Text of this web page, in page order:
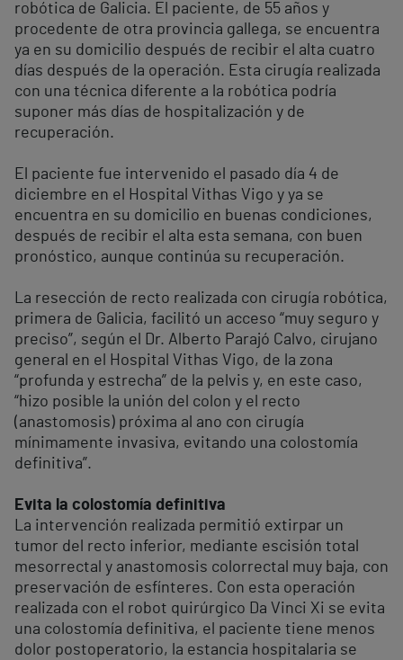
robótica de Galicia. El paciente, de 55 años y
procedente de otra provincia gallega, se encuentra
ya en su domicilio después de recibir el alta cuatro
días después de la operación. Esta cirugía realizada
con una técnica diferente a la robótica podría
suponer más días de hospitalización y de
recuperación.
El paciente fue intervenido el pasado día 4 de
diciembre en el Hospital Vithas Vigo y ya se
encuentra en su domicilio en buenas condiciones,
después de recibir el alta esta semana, con buen
pronóstico, aunque continúa su recuperación.
La resección de recto realizada con cirugía robótica,
primera de Galicia, facilitó un acceso “muy seguro y
preciso”, según el Dr. Alberto Parajó Calvo, cirujano
general en el Hospital Vithas Vigo, de la zona
“profunda y estrecha” de la pelvis y, en este caso,
“hizo posible la unión del colon y el recto
(anastomosis) próxima al ano con cirugía
mínimamente invasiva, evitando una colostomía
definitiva”.
Evita la colostomía definitiva
La intervención realizada permitió extirpar un
tumor del recto inferior, mediante escisión total
mesorrectal y anastomosis colorrectal muy baja, con
preservación de esfínteres. Con esta operación
realizada con el robot quirúrgico Da Vinci Xi se evita
una colostomía definitiva, el paciente tiene menos
dolor postoperatorio, la estancia hospitalaria se